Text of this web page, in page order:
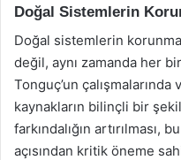
Doğal Sistemlerin
Doğal sistemlerin
değil, aynı zamanda her
Tonguç’un çalışmalarında
kaynakların bilinçli bir
farkındalığın
açısından kritik öneme